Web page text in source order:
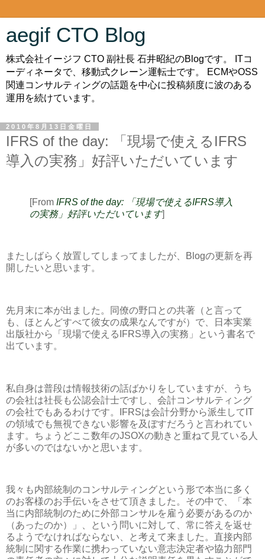
aegif CTO Blog
株式会社イージフ CTO 副社長 石井昭紀のBlogです。 ITコ
ーディネータで、移動式クレーン運転士です。 ECMやOSS
関連コンサルティングの話題を中心に投稿頻度に波のある
運用を続けています。
2010年8月13日金曜日
IFRS of the day: 「現場で使えるIFRS
導入の実務」好評いただいています
[From IFRS of the day: 「現場で使えるIFRS導入
の実務」好評いただいています]
またしばらく放置してしまってましたが、Blogの更新を再
開したいと思います。
先月末に本が出ました。同僚の野口との共著（と言って
も、ほとんどすべて彼女の成果なんですが）で、日本実業
出版社から「現場で使えるIFRS導入の実務」という書名で
出ています。
私自身は普段は情報技術の話ばかりをしていますが、うち
の会社は社長も公認会計士ですし、会計コンサルティング
の会社でもあるわけです。IFRSは会計分野から派生してIT
の領域でも無視できない影響を及ぼすだろうと言われてい
ます。ちょうどここ数年のJSOXの動きと重ねて見ている人
が多いのではないかと思います。
我々も内部統制のコンサルティングという形で本当に多く
のお客様のお手伝いをさせて頂きました。その中で、「本
当に内部統制のために外部コンサルを雇う必要があるのか
（あったのか）」、という問いに対して、常に答えを返せ
るようでなければならない、と考えて来ました。直接内部
統制に関する作業に携わっていない意志決定者や協力部門